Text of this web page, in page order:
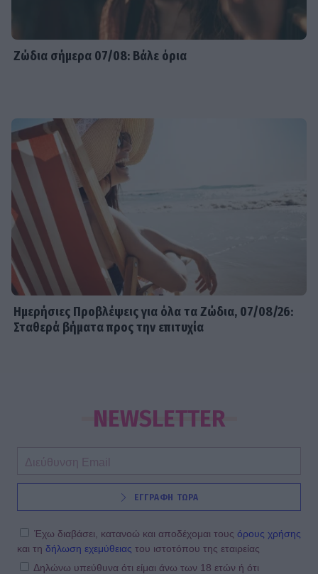
Ζώδια σήμερα 07/08: Βάλε όρια
Ημερήσιες Προβλέψεις για όλα τα Ζώδια, 07/08/26:
Σταθερά βήματα προς την επιτυχία
NEWSLETTER
ΕΓΓΡΑΦΗ ΤΩΡΑ
Έχω διαβάσει, κατανοώ και αποδέχομαι τους όρους χρήσης
και τη δήλωση εχεμύθειας του ιστοτόπου της εταιρείας
Δηλώνω υπεύθυνα ότι είμαι άνω των 18 ετών ή ότι